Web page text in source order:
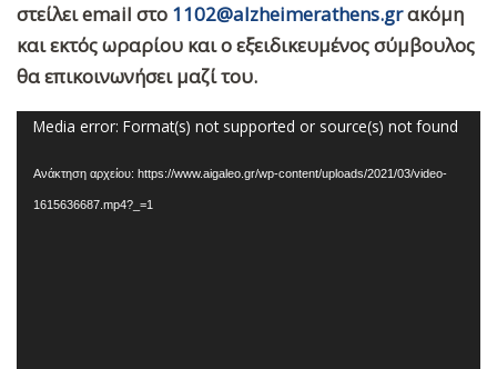
στείλειemail στο 1102@alzheimerathens.grακόμη
και εκτός ωραρίου και ο εξειδικευμένος σύμβουλος
θα επικοινωνήσει μαζί του.
Πρόγραμμα
Βίντεο
Media error: Format(s) not supported or source(s) not found
Ανάκτηση αρχείου: https://www.aigaleo.gr/wp-content/uploads/2021/03/video-
1615636687.mp4?_=1